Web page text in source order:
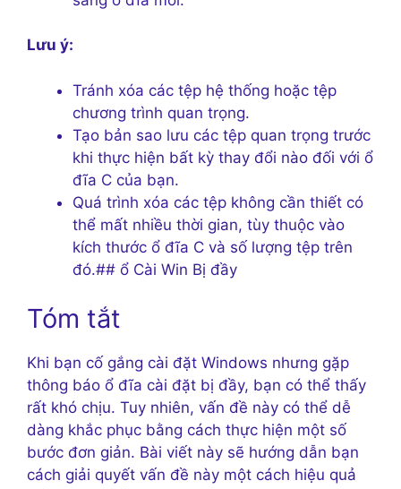
Lưu ý:
Tránh xóa các tệp hệ thống hoặc tệp
chương trình quan trọng.
Tạo bản sao lưu các tệp quan trọng trước
khi thực hiện bất kỳ thay đổi nào đối với ổ
đĩa C của bạn.
Quá trình xóa các tệp không cần thiết có
thể mất nhiều thời gian, tùy thuộc vào
kích thước ổ đĩa C và số lượng tệp trên
đó.## ổ Cài Win Bị đầy
Tóm tắt
Khi bạn cố gắng cài đặt Windows nhưng gặp
thông báo ổ đĩa cài đặt bị đầy, bạn có thể thấy
rất khó chịu. Tuy nhiên, vấn đề này có thể dễ
dàng khắc phục bằng cách thực hiện một số
bước đơn giản. Bài viết này sẽ hướng dẫn bạn
cách giải quyết vấn đề này một cách hiệu quả